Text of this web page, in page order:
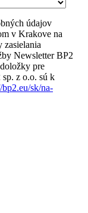
údajov
v Krakove na
Newsletter BP2
pre
z o.o. sú k
bp2.eu/sk/na-